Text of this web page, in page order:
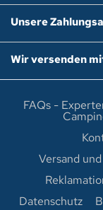
Unsere
Wir versenden
FAQs -
Versand
Datenschutz